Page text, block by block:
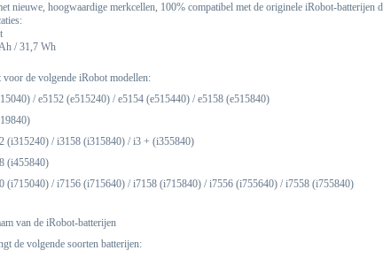
nieuwe, hoogwaardige merkcellen, 100% compatibel met de originele iRobot-
/ 31,7 Wh
voor de volgende iRobot modellen:
/ e5152 (e515240) / e5154 (e515440) / e5158 (e515840)
(i315240) / i3158 (i315840) / i3 + (i355840)
(i455840)
(i715040) / i7156 (i715640) / i7158 (i715840) / i7556 (i755640) / i7558 (i755840)
van de iRobot-batterijen
de volgende soorten batterijen: